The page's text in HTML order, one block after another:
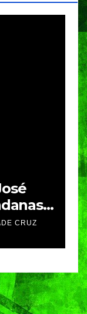
y
CRUZ